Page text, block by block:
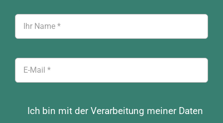
Ich bin mit der Verarbeitung meiner Daten